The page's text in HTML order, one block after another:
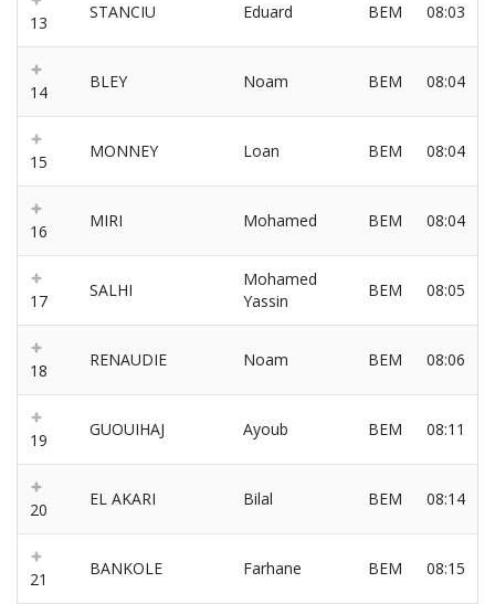
13
STANCIU Eduard BEM 08:03
14
BLEY Noam BEM 08:04
15
MONNEY Loan BEM 08:04
16
MIRI Mohamed BEM 08:04
17
SALHI
Mohamed
Yassin
BEM 08:05
18
RENAUDIE Noam BEM 08:06
19
GUOUIHAJ Ayoub BEM 08:11
20
EL AKARI Bilal BEM 08:14
21
BANKOLE Farhane BEM 08:15